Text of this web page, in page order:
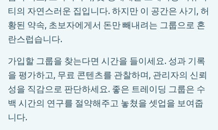
티의 자연스러운 집입니다. 하지만 이 공간은 사기, 허
황된 약속, 초보자에게서 돈만 빼내려는 그룹으로 혼
란스럽습니다.
가입할 그룹을 찾는다면 시간을 들이세요. 성과 기록
을 평가하고, 무료 콘텐츠를 관찰하며, 관리자의 신뢰
성을 직감으로 판단하세요. 좋은 트레이딩 그룹은 수
백 시간의 연구를 절약해주고 놓쳤을 셋업을 보여줍
니다.